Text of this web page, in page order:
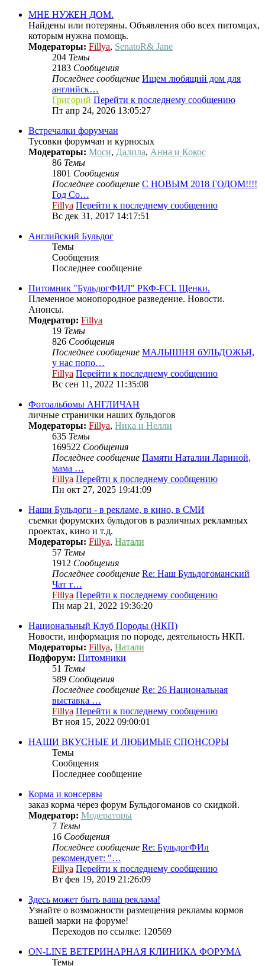
МНЕ НУЖЕН ДОМ.
Найдены или потеряны. Объявления обо всех питомцах,
которым нужна помощь.
Модераторы: Fillya, SenatoR& Jane
204 Темы
2183 Сообщения
Последнее сообщение Ищем любящий дом для
английск…
Григорий Перейти к последнему сообщению
Пт апр 24, 2026 13:05:27
Встречалки форумчан
Тусовки форумчан и курносых
Модераторы: Моси, Далила, Анна и Кокос
86 Темы
1801 Сообщения
Последнее сообщение С НОВЫМ 2018 ГОДОМ!!!!
Год Со…
Fillya Перейти к последнему сообщению
Вс дек 31, 2017 14:17:51
Английский Бульдог
Темы
Сообщения
Последнее сообщение
Питомник "БульдогФИЛ" РКФ-FCI. Щенки.
Племенное монопородное разведение. Новости.
Анонсы.
Модератор: Fillya
19 Темы
826 Сообщения
Последнее сообщение МАЛЫШНЯ бУЛЬДОЖЬЯ,
у нас попо…
Fillya Перейти к последнему сообщению
Вс сен 11, 2022 11:35:08
Фотоальбомы АНГЛИЧАН
личные странички наших бульдогов
Модераторы: Fillya, Ника и Нелли
635 Темы
169522 Сообщения
Последнее сообщение Памяти Наталии Лариной,
мама …
Fillya Перейти к последнему сообщению
Пн окт 27, 2025 19:41:09
Наши Бульдоги - в рекламе, в кино, в СМИ
съемки форумских бульдогов в различных рекламных
проектах, кино и т.д.
Модераторы: Fillya, Натали
57 Темы
1912 Сообщения
Последнее сообщение Re: Наш Бульдогоманский
Чат т…
Fillya Перейти к последнему сообщению
Пн мар 21, 2022 19:36:20
Национальный Клуб Породы (НКП)
Новости, информация по породе, деятельность НКП.
Модераторы: Fillya, Натали
Подфорум: Питомники
51 Темы
589 Сообщения
Последнее сообщение Re: 26 Национальная
выставка …
Fillya Перейти к последнему сообщению
Вт ноя 15, 2022 09:00:01
НАШИ ВКУСНЫЕ И ЛЮБИМЫЕ СПОНСОРЫ
Темы
Сообщения
Последнее сообщение
Корма и консервы
заказ корма через форум Бульдогоманов со скидкой.
Модератор: Модераторы
7 Темы
16 Сообщения
Последнее сообщение Re: БульдогФИл
рекомендует: "…
Fillya Перейти к последнему сообщению
Вт фев 19, 2019 21:26:09
Здесь может быть ваша реклама!
Узнайте о возможности размещения рекламы кормов
вашей марки на форуме!
Переходов по ссылке: 120569
ON-LINE ВЕТЕРИНАРНАЯ КЛИНИКА ФОРУМА
Темы